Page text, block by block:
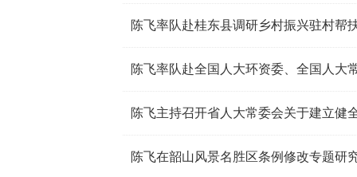
陈飞率队赴桂东县调研乡村振兴驻村帮
陈飞率队赴全国人大环资委、全国人大